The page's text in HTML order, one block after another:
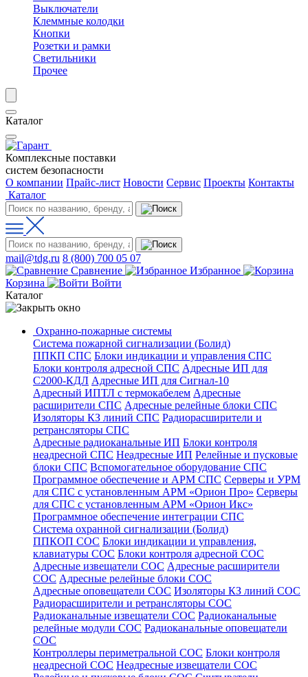
Выключатели
Клеммные колодки
Кнопки
Розетки и рамки
Светильники
Прочее
Каталог
Комплексные поставки
систем безопасности
О компании Прайс-лист Новости Сервис Проекты Контакты
Каталог
mail@tdg.ru 8 (800) 700 05 07
Сравнение
Избранное
Корзина
Войти
Каталог
Охранно-пожарные системы
Система пожарной сигнализации (Болид)
ППКП СПС Блоки индикации и управления СПС
Блоки контроля адресной СПС Адресные ИП для
С2000-КДЛ Адресные ИП для Сигнал-10
Адресный ИПТЛ с термокабелем Адресные
расширители СПС Адресные релейные блоки СПС
Изоляторы КЗ линий СПС Радиорасширители и
ретрансляторы СПС
Адресные радиоканальные ИП Блоки контроля
неадресной СПС Неадресные ИП Релейные и пусковые
блоки СПС Вспомогательное оборудование СПС
Программное обеспечение и АРМ СПС Серверы и УРМ
для СПС с установленным АРМ «Орион Про» Серверы
для СПС с установленным АРМ «Орион Икс»
Программное обеспечение интеграции СПС
Система охранной сигнализации (Болид)
ППКОП СОС Блоки индикации и управления,
клавиатуры СОС Блоки контроля адресной СОС
Адресные извещатели СОС Адресные расширители
СОС Адресные релейные блоки СОС
Адресные оповещатели СОС Изоляторы КЗ линий СОС
Радиорасширители и ретрансляторы СОС
Радиоканальные извещатели СОС Радиоканальные
релейные модули СОС Радиоканальные оповещатели
СОС
Контроллеры периметральной СОС Блоки контроля
неадресной СОС Неадресные извещатели СОС